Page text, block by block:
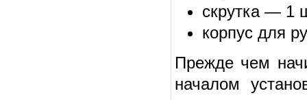
скрутка — 1
корпус для
Прежде чем
началом